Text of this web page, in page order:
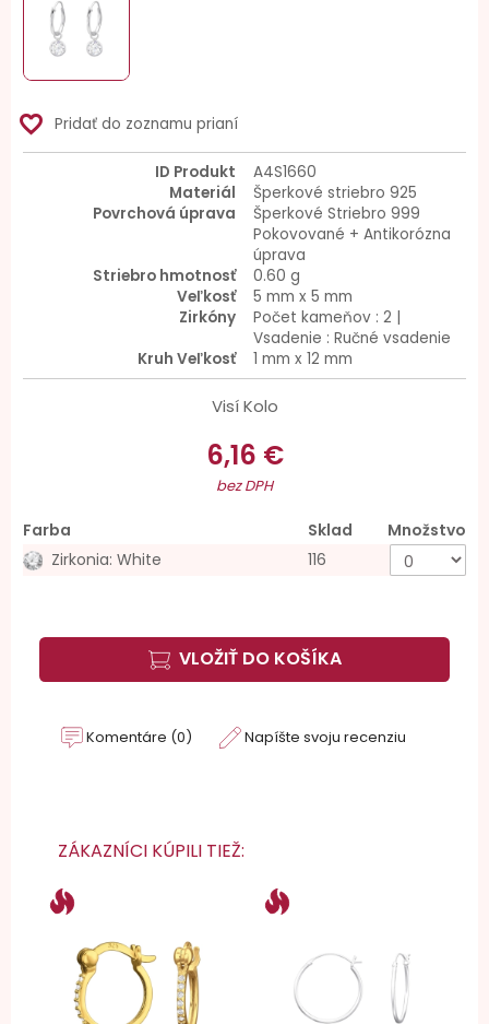
favorite_border Pridať do zoznamu prianí
ID Produkt
A4S1660
Materiál
Šperkové striebro 925
Povrchová úprava
Šperkové Striebro 999
Pokovované + Antikorózna
úprava
Striebro hmotnosť
0.60 g
Veľkosť
5 mm x 5 mm
Zirkóny
Počet kameňov : 2 |
Vsadenie : Ručné vsadenie
Kruh Veľkosť
1 mm x 12 mm
Visí Kolo
6,16 €
bez DPH
Farba Sklad
Množstvo
Zirkonia: White
116
VLOŽIŤ DO KOŠÍKA
Komentáre (0) Napíšte svoju recenziu
ZÁKAZNÍCI KÚPILI TIEŽ: